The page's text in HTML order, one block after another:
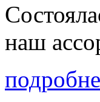
наш